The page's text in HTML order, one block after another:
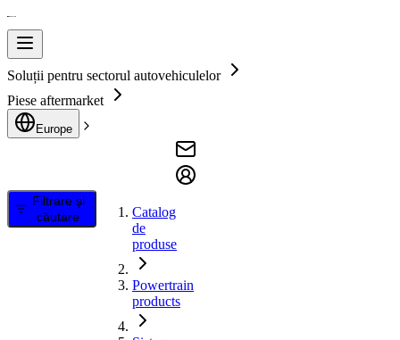
Soluții pentru sectorul autovehiculelor
Piese aftermarket
Europe
Filtrare și
căutare
Catalog
de
produse
Powertrain
products